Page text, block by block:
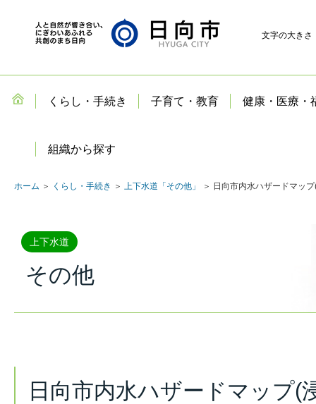
文字の大きさ
くらし・手続き 子育て・教育 健康・医療・
組織から探す
ホーム ＞ くらし・手続き ＞ 上下水道「その他」 ＞ 日向市内水ハザードマッ
上下水道
その他
日向市内水ハザードマップ(